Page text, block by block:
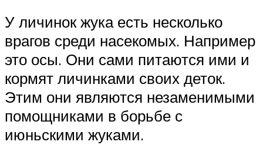
У личинок жука есть несколько
врагов среди насекомых. Например
это осы. Они сами питаются ими и
кормят личинками своих деток.
Этим они являются незаменимыми
помощниками в борьбе с
июньскими жуками.